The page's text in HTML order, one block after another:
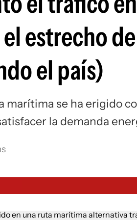
estrecho
el país)
marítima se ha erigido
la demanda